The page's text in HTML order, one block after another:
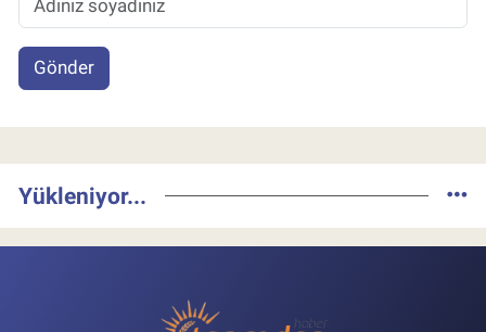
Gönder
Yükleniyor...